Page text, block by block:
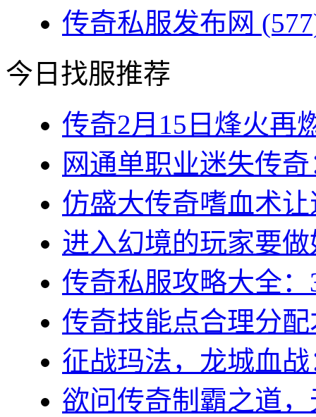
传奇私服发布网
今日找服推荐
传奇2月15日烽火再
网通单职业迷失传
仿盛大传奇嗜血术
进入幻境的玩家要
传奇私服攻略大全
传奇技能点合理分
征战玛法，龙城血
欲问传奇制霸之道